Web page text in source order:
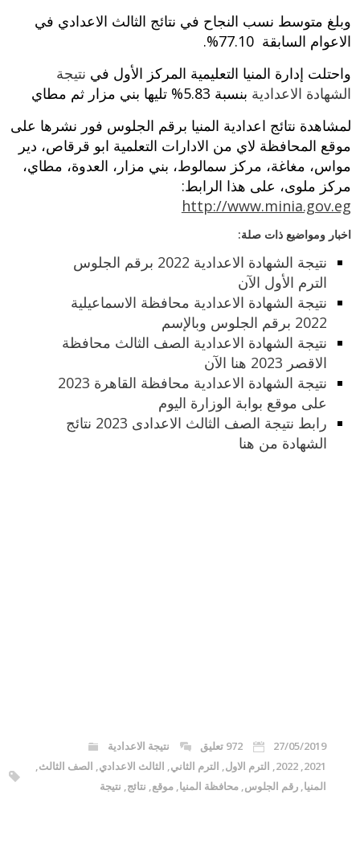
وبلغ متوسط نسب النجاح في نتائج الثالث الاعدادي في
الاعوام السابقة 77.10%.
واحتلت إدارة المنيا التعليمية المركز الأول في نتيجة
الشهادة الاعدادية بنسبة 5.83% تليها بني مزار ثم مطاي
لمشاهدة نتائج اعدادية المنيا برقم الجلوس فور نشرها على
موقع المحافظة لاي من الادارات التعلمية ابو قرقاص، دير
مواس، مغاغة، مركز سمالوط، بني مزار، العدوة، مطاي،
مركز ملوى، على هذا الرابط:
http://www.minia.gov.eg
اخبار ومواضيع ذات صلة:
نتيجة الشهادة الاعدادية 2022 برقم الجلوس
الترم الأول الآن
نتيجة الشهادة الاعدادية محافظة الاسماعيلية
2022 برقم الجلوس وبالإسم
نتيجة الشهادة الاعدادية الصف الثالث محافظة
الاقصر 2023 هنا الآن
نتيجة الشهادة الاعدادية محافظة القاهرة 2023
على موقع بوابة الوزارة اليوم
رابط نتيجة الصف الثالث الاعدادى 2023 نتائج
الشهادة من هنا
27/05/2019 972 تعليق
نتيجة الاعدادية
2021
,
2022
, الترم الاول, الترم الثاني, الثالث الاعدادي, الصف الثالث,
المنيا,رقم الجلوس,محافظة المنيا,موقع, نتائج, نتيجة